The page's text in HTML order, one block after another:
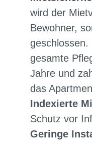
wird der
Bewohner,
geschlossen.
gesamte
Jahre und
das
Indexierte
Schutz vor
Geringe